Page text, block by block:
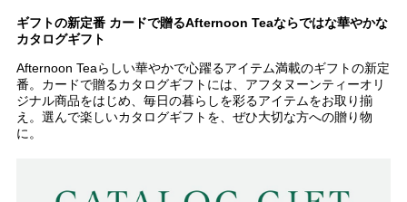
ギフトの新定番 カードで贈るAfternoon Teaならではな華やかな
カタログギフト
Afternoon Teaらしい華やかで心躍るアイテム満載のギフトの新定
番。カードで贈るカタログギフトには、アフタヌーンティーオリ
ジナル商品をはじめ、毎日の暮らしを彩るアイテムをお取り揃
え。選んで楽しいカタログギフトを、ぜひ大切な方への贈り物
に。